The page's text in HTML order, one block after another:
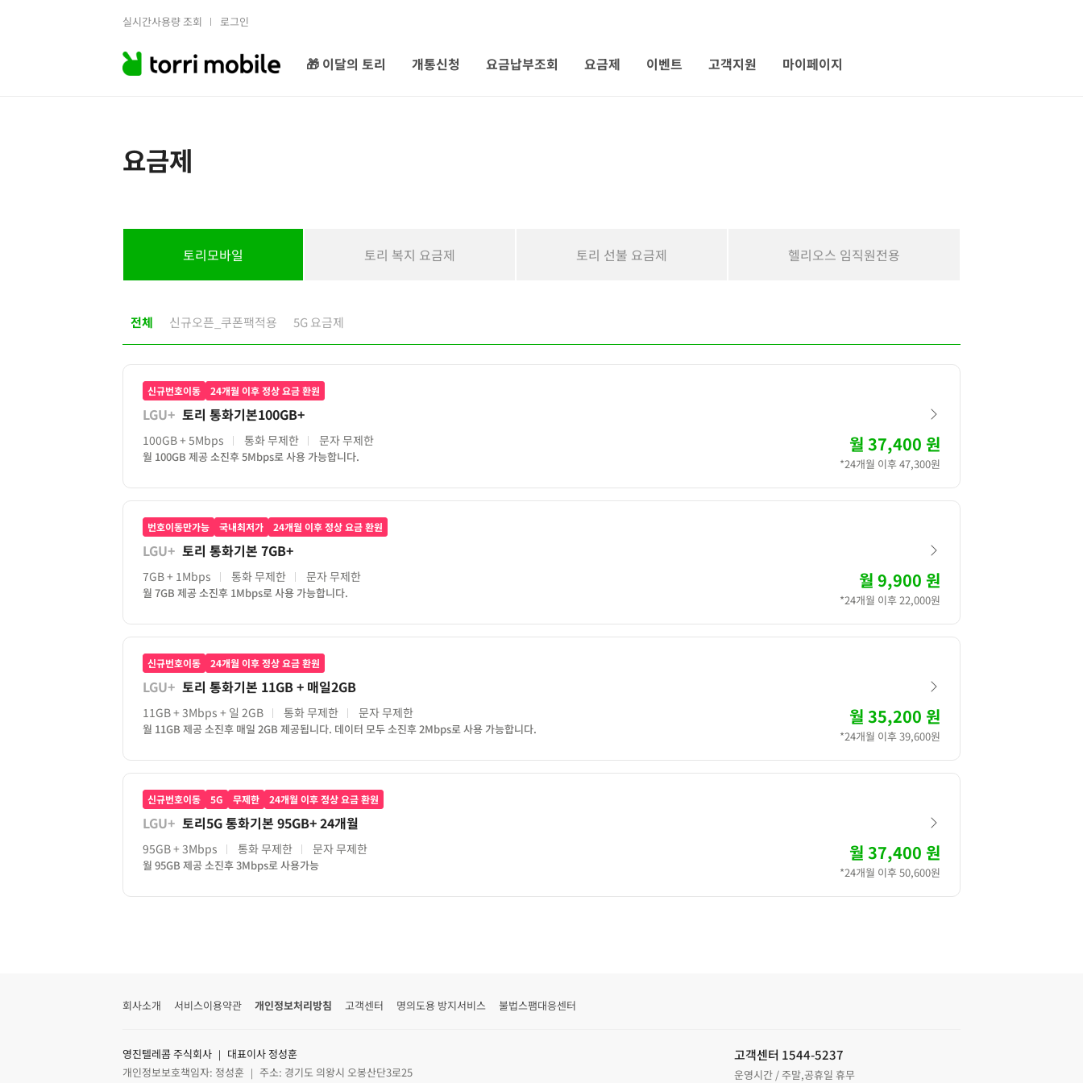
실시간사용량 조회 로그인
🎁 이달의 토리 개통신청 요금납부조회 요금제 이벤트 고객지원 마이페이지
요금제
토리모바일 토리 복지 요금제 토리 선불 요금제 헬리오스 임직원전용
전체 신규오픈_쿠폰팩적용 5G 요금제
신규번호이동 24개월 이후 정상 요금 환원
LGU+ 토리 통화기본100GB+
100GB+ 5Mbps 통화 무제한 문자 무제한
월 100GB 제공 소진후 5Mbps로 사용 가능합니다.
월 37,400 원
*24개월 이후 47,300원
번호이동만가능 국내최저가 24개월 이후 정상 요금 환원
LGU+ 토리 통화기본 7GB+
7GB+ 1Mbps 통화 무제한 문자 무제한
월 7GB 제공 소진후 1Mbps로 사용 가능합니다.
월 9,900 원
*24개월 이후 22,000원
신규번호이동 24개월 이후 정상 요금 환원
LGU+ 토리 통화기본 11GB + 매일2GB
11GB+ 3Mbps + 일 2GB 통화 무제한 문자 무제한
월 11GB 제공 소진후 매일 2GB 제공됩니다. 데이터 모두 소진후 2Mbps로 사용 가능합니다.
월 35,200 원
*24개월 이후 39,600원
신규번호이동 5G 무제한 24개월 이후 정상 요금 환원
LGU+ 토리5G 통화기본 95GB+ 24개월
95GB+ 3Mbps 통화 무제한 문자 무제한
월 95GB 제공 소진후 3Mbps로 사용가능
월 37,400 원
*24개월 이후 50,600원
회사소개 서비스이용약관 개인정보처리방침 고객센터 명의도용 방지서비스 불법스팸대응센터
영진텔레콤 주식회사 ｜ 대표이사 정성훈
개인정보보호책임자: 정성훈 ｜ 주소: 경기도 의왕시 오봉산단3로25
고객센터 1544-5237
운영시간 / 주말,공휴일 휴무